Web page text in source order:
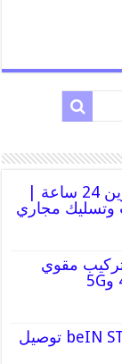
رقم فني صحي سباك القرين 24 ساعة |
مقوي
جهاز بي ان ستريم beIN STREAM توصيل